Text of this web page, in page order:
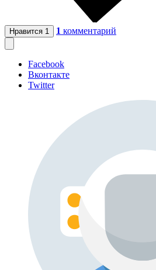
Нравится 1 1 комментарий
Facebook
Вконтакте
Twitter